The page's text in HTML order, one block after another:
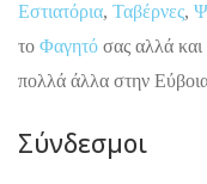
Εστιατόρια, Ταβέρνες,
το Φαγητό σας αλλά και
πολλά άλλα στην
Σύνδεσμοι